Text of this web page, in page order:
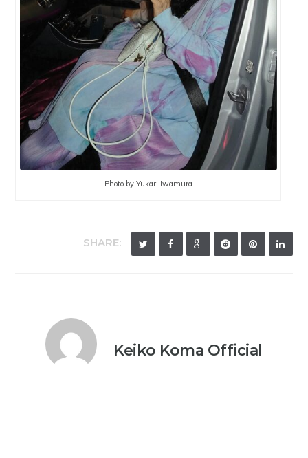
Photo by Yukari Iwamura
SHARE:
Keiko Koma Official